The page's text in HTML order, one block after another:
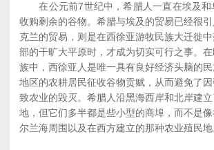
在公元前7世纪中，希腊人一直在埃及和
收购剩余的谷物。希腊与埃及的贸易已经很
克兰的贸易，则是在西徐亚游牧民族大迁徙
部的干旷大平原时，才成为切实可行之事。
族中，西徐亚人是唯一具有良好经济头脑的
地区的农耕居民征收谷物贡赋，从而避免了
致农业的毁灭。希腊人沿黑海西岸和北岸建
地，但它们多半都是些小型的商埠，而不是
尔兰海周围以及在西方建立的那种农业殖民地